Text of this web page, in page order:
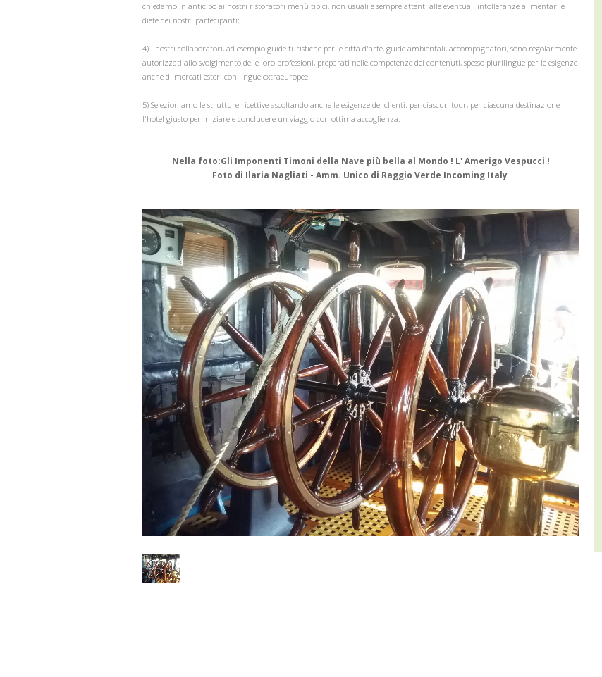
chiedamo in anticipo ai nostri ristoratori menù tipici, non usuali e sempre attenti alle eventuali intolleranze alimentari e
diete dei nostri partecipanti;
4) I nostri collaboratori, ad esempio guide turistiche per le città d'arte, guide ambientali, accompagnatori, sono regolarmente
autorizzati allo svolgimento delle loro professioni, preparati nelle competenze dei contenuti, spesso plurilingue per le esigenze
anche di mercati esteri con lingue extraeuropee.
5) Selezioniamo le strutture ricettive ascoltando anche le esigenze dei clienti: per ciascun tour, per ciascuna destinazione
l'hotel giusto per iniziare e concludere un viaggio con ottima accoglienza.
Nella foto:Gli Imponenti Timoni della Nave più bella al Mondo ! L' Amerigo Vespucci !
Foto di Ilaria Nagliati - Amm. Unico di Raggio Verde Incoming Italy